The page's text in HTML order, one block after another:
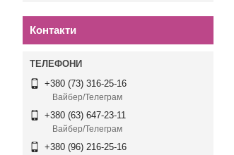
Контакти
+380 (73) 316-25-16
Вайбер/Телеграм
+380 (63) 647-23-11
Вайбер/Телеграм
+380 (96) 216-25-16